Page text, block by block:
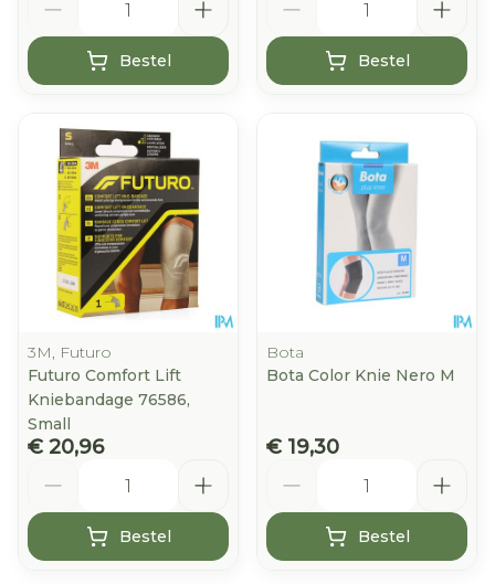
Bestel Bestel
3M, Futuro
Futuro Comfort Lift
Kniebandage 76586,
Small
€ 20,96
Bestel
Bota
Bota Color Knie Nero M
€ 19,30
Bestel